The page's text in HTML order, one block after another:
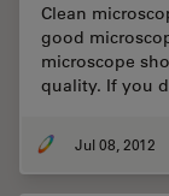
Clean
good
microscope
quality. If you
Jul 08, 2012